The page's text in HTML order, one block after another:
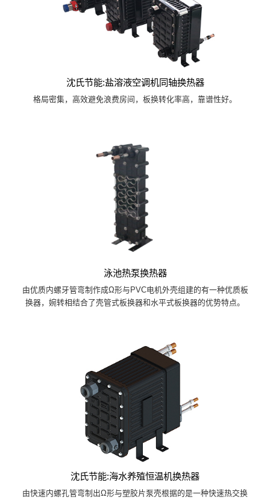
沈氏节能:盐溶液空调机同轴换热器
格局密集，高效避免浪费房间，板换转化率高，靠谱性好。
泳池热泵换热器
由优质内螺牙管弯制作成Ω形与PVC电机外壳组建的有一种优质板
换器，婉转相结合了壳管式板换器和水平式板换器的优势特点。
沈氏节能:海水养殖恒温机换热器
由快速内螺孔管弯制出Ω形与塑胶片泵壳根据的是一种快速热交换